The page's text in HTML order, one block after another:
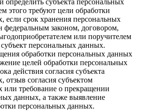
субъекта персональных
этого требуют цели обработки
если срок хранения персональных
федеральным законом, договором,
или поручителем
персональных данных.
обработки персональных данных
целей обработки персональных
действия согласия субъекта
отзыв согласия субъектом
или требование о прекращении
данных, а также выявление
персональных данных.